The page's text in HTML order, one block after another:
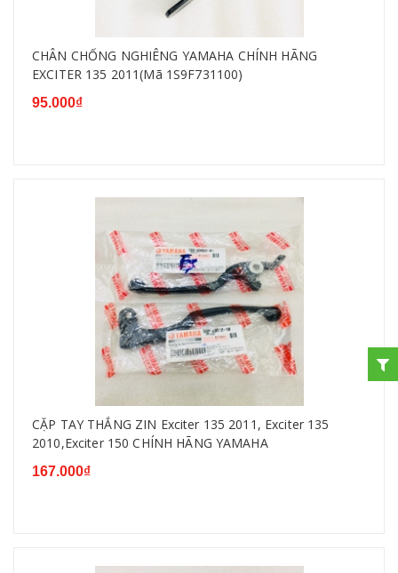
CHÂN CHỐNG NGHIÊNG YAMAHA CHÍNH HÃNG
EXCITER 135 2011(Mã 1S9F731100)
95.000₫
CẶP TAY THẮNG ZIN Exciter 135 2011, Exciter 135
2010,Exciter 150 CHÍNH HÃNG YAMAHA
167.000₫